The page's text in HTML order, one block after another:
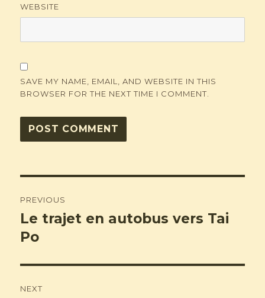
WEBSITE
SAVE MY NAME, EMAIL, AND WEBSITE IN THIS
BROWSER FOR THE NEXT TIME I COMMENT.
navigation
PREVIOUS
Previous
post:
Le trajet en autobus vers Tai
Po
NEXT